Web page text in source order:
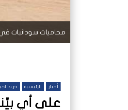
محاميات سودانيات في محكمة توباك 12 يونيو 2022 الصورة-
أخبار الرئيسية حرب
على أي